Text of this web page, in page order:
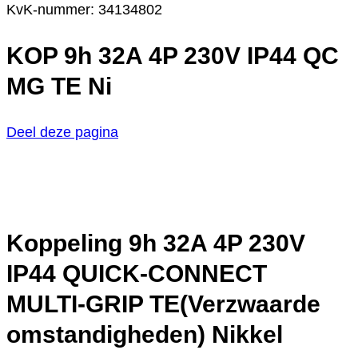
KvK-nummer: 34134802
KOP 9h 32A 4P 230V IP44 QC
MG TE Ni
Deel deze pagina
Koppeling 9h 32A 4P 230V
IP44 QUICK-CONNECT
MULTI-GRIP TE(Verzwaarde
omstandigheden) Nikkel